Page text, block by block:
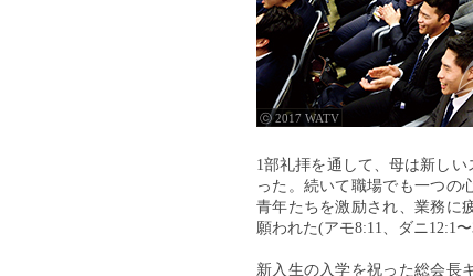
ⓒ 2017 WATV
1部礼拝を通して、母は新し
った。続いて職場でも一つの
青年たちを激励され、業務に
願われた(アモ8:11、ダニ12:1〜
新入生の入学を祝った総会長